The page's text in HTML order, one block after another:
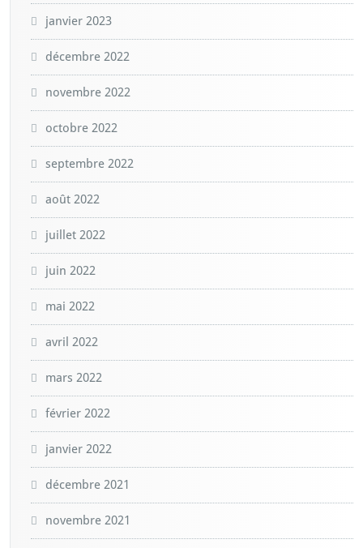
janvier 2023
décembre 2022
novembre 2022
octobre 2022
septembre 2022
août 2022
juillet 2022
juin 2022
mai 2022
avril 2022
mars 2022
février 2022
janvier 2022
décembre 2021
novembre 2021